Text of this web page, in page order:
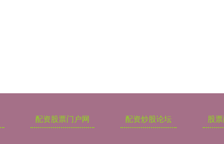
配资股票门户网 配资炒股论坛 股